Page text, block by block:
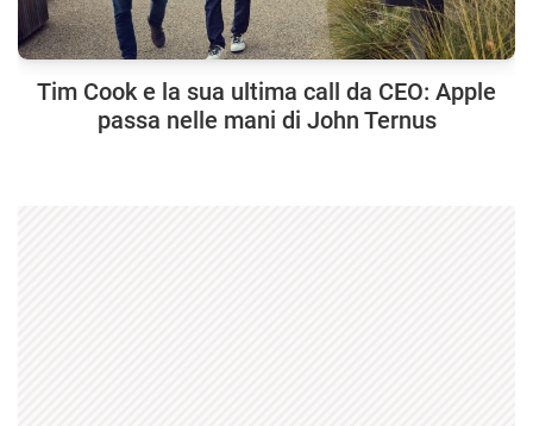
Tim Cook e la sua ultima call da CEO: Apple
passa nelle mani di John Ternus